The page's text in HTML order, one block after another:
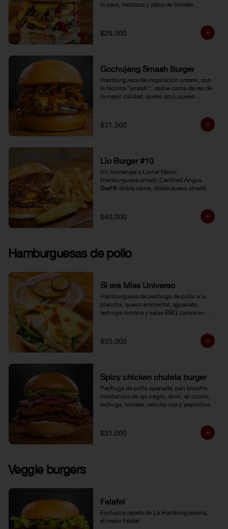
la casa, mostaza y salsa de tomate.
$29.000
Gochujang Smash Burger
Hamburguesa de inspiración umami, con
la técnica “smash”:  doble carne de res de
la mejor calidad, queso azul, queso
gochujang (pasta coreana de chiles rojos,
soya fermentada y harina de arroz).
$31.500
Lio Burger #10
Un homenaje a Lionel Messi.
Hamburguesa smash Certified Angus
Beef® doble carne, doble queso cheddar,
$40.000
Hamburguesas de pollo
Si era Miss Universo
Hamburguesa de pechuga de pollo a la
plancha, queso emmental, aguacate,
lechuga romana y salsa BBQ casera en
$35.000
Spicy chicken chuleta burger
Pechuga de pollo apanada, pan brioche,
mostaneza de ajo negro, alioli, ají criollo,
lechuga, tomate, cebolla roja y pepinillos.
$31.000
Veggie burgers
Falafel
Exclusiva receta de La Hamburguesería,
el mejor falafel.